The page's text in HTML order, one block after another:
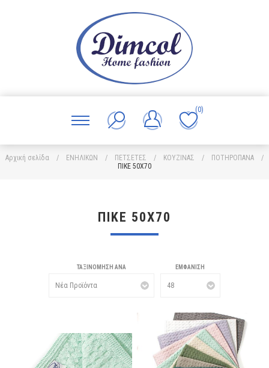
(0)
Αρχική σελίδα / ΕΝΗΛΙΚΩΝ / ΠΕΤΣΕΤΕΣ / ΚΟΥΖΙΝΑΣ / ΠΟΤΗΡΟΠΑΝΑ
/
ΠΙΚΕ 50X70
ΠΙΚΕ 50X70
ΤΑΞΙΝΌΜΗΣΗ ΑΝΆ ΕΜΦΆΝΙΣΗ